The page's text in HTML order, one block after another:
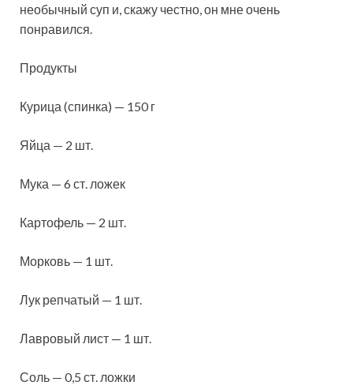
необычный суп и, скажу честно, он мне очень
понравился.
Продукты
Курица (спинка) — 150 г
Яйца — 2 шт.
Мука — 6 ст. ложек
Картофель — 2 шт.
Морковь — 1 шт.
Лук репчатый — 1 шт.
Лавровый лист — 1 шт.
Соль — 0,5 ст. ложки